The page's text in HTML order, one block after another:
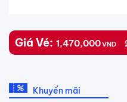
Giá Vé: 1,470,000VND
Khuyến mãi